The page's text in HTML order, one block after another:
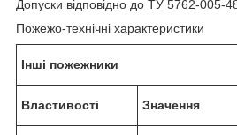
Допуски відповідно до ТУ 5762-005-
Пожежо-технічні характеристики
Інші пожежники
Властивості Значення